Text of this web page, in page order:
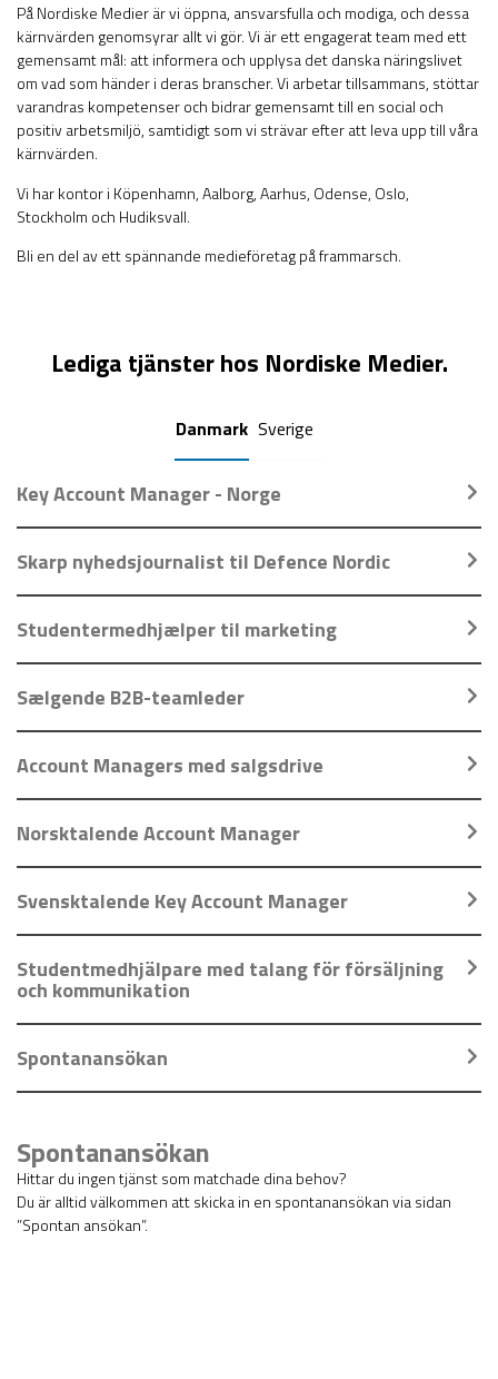
På Nordiske Medier är vi öppna, ansvarsfulla och modiga, och dessa
kärnvärden genomsyrar allt vi gör. Vi är ett engagerat team med ett
gemensamt mål: att informera och upplysa det danska näringslivet
om vad som händer i deras branscher. Vi arbetar tillsammans, stöttar
varandras kompetenser och bidrar gemensamt till en social och
positiv arbetsmiljö, samtidigt som vi strävar efter att leva upp till våra
kärnvärden.
Vi har kontor i Köpenhamn, Aalborg, Aarhus, Odense, Oslo,
Stockholm och Hudiksvall.
Bli en del av ett spännande medieföretag på frammarsch.
Lediga tjänster hos Nordiske Medier.
Danmark Sverige
Key Account Manager - Norge
Skarp nyhedsjournalist til Defence Nordic
Studentermedhjælper til marketing
Sælgende B2B-teamleder
Account Managers med salgsdrive
Norsktalende Account Manager
Svensktalende Key Account Manager
Studentmedhjälpare med talang för försäljning
och kommunikation
Spontanansökan
Spontanansökan
Hittar du ingen tjänst som matchade dina behov?
Du är alltid välkommen att skicka in en spontanansökan via sidan
”Spontan ansökan”.